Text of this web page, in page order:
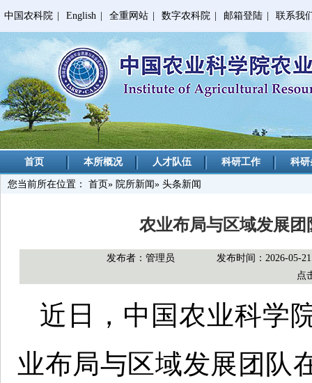
中国农科院 English 全重网站 数字农科院 邮箱登陆 联系我
首页 本所概况 人才队伍 科研工作 科
您当前所在位置： 首页» 院所新闻» 头条新闻
农业布局与区域发展
发布者：管理员
发布时间：2026-05-21
点
近日，中国农业科学
业布局与区域发展团队